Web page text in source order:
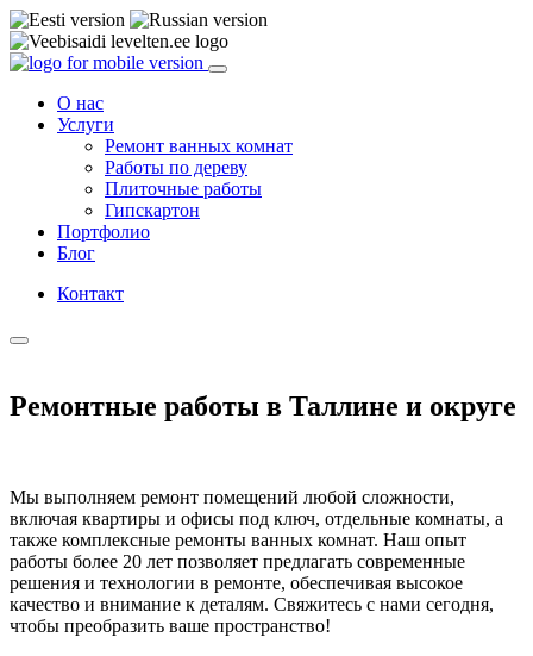
О нас
Услуги
Ремонт ванных комнат
Работы по дереву
Плиточные работы
Гипскартон
Портфолио
Блог
Контакт
Ремонтные работы в Таллине и округе
Мы выполняем ремонт помещений любой сложности,
включая квартиры и офисы под ключ, отдельные комнаты, а
также комплексные ремонты ванных комнат. Наш опыт
работы более 20 лет позволяет предлагать современные
решения и технологии в ремонте, обеспечивая высокое
качество и внимание к деталям. Свяжитесь с нами сегодня,
чтобы преобразить ваше пространство!